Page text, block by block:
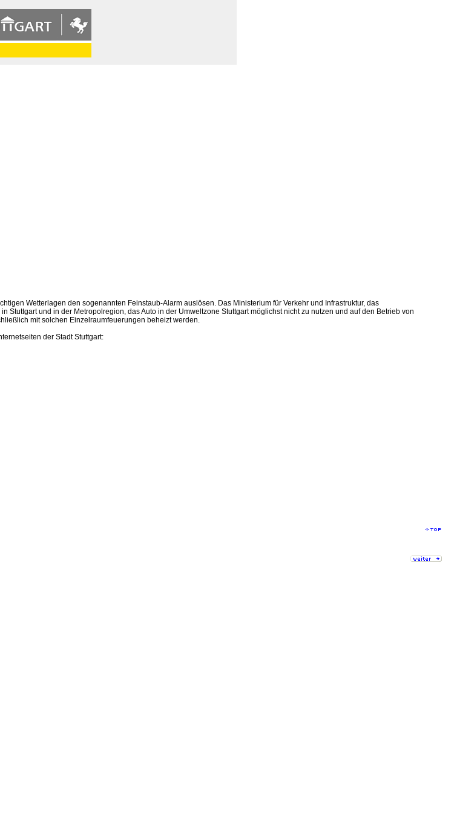
Wetterlagen den sogenannten Feinstaub-Alarm auslösen. Das Ministerium für Verkehr und Infrastruktur, das
und in der Metropolregion, das Auto in der Umweltzone Stuttgart möglichst nicht zu nutzen und auf den Betrieb von
mit solchen Einzelraumfeuerungen beheizt werden.
der Stadt Stuttgart: